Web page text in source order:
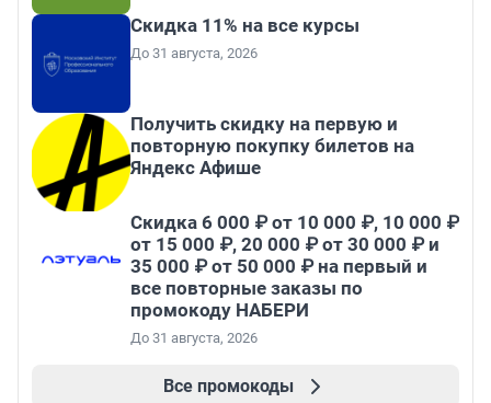
Скидка 11% на все курсы
До 31 августа, 2026
Получить скидку на первую и
повторную покупку билетов на
Яндекс Афише
Скидка 6 000 ₽ от 10 000 ₽, 10 000 ₽
от 15 000 ₽, 20 000 ₽ от 30 000 ₽ и
35 000 ₽ от 50 000 ₽ на первый и
все повторные заказы по
промокоду НАБЕРИ
До 31 августа, 2026
Все промокоды